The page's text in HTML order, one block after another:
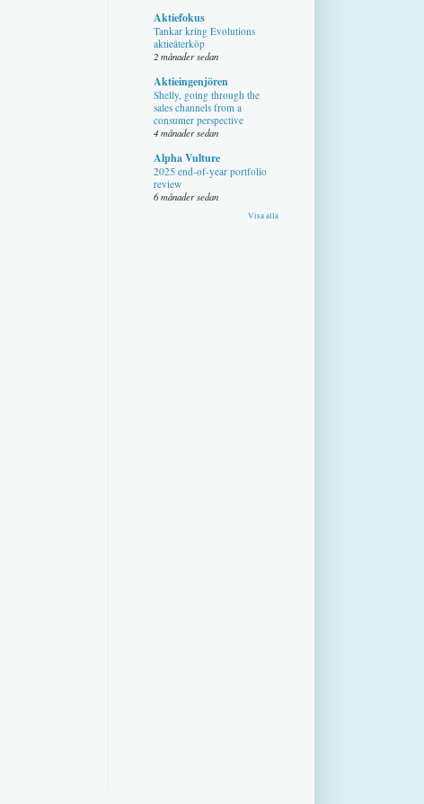
Aktiefokus
Tankar kring Evolutions
aktieåterköp
2 månader sedan
Aktieingenjören
Shelly, going through the
sales channels from a
consumer perspective
4 månader sedan
Alpha Vulture
2025 end-of-year portfolio
review
6 månader sedan
Visa alla